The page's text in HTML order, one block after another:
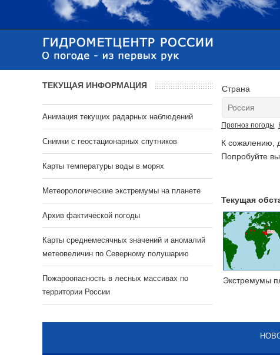
Страна
Прогноз погоды
К сожалению,
Попробуйте
Текущая
Экстремумы
ТЕКУЩАЯ ИНФОРМАЦИЯ
Анимация текущих радарных наблюдений
Cнимки с геостационарных спутников
Карты температуры воды в морях
Метеорологические экстремумы на планете
Архив фактической погоды
Карты среднемесячных значений и аномалий
метеовеличин по Северному полушарию
Пожароопасность в лесных массивах по
территории России